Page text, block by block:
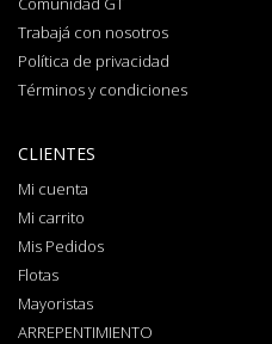
Trabajá con nosotros
Política de privacidad
Términos y condiciones
CLIENTES
Mi cuenta
Mi carrito
Mis Pedidos
Flotas
Mayoristas
ARREPENTIMIENTO